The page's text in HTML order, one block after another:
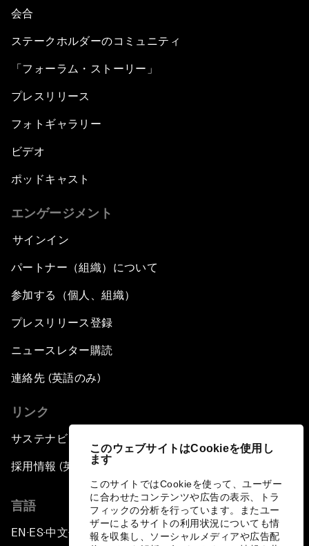
このウェブサイトはCookieを使用し
ます
このサイトではCookieを使って、ユーザー
に合わせたコンテンツや広告の表示、トラ
フィックの分析を行っています。またユー
ザーによるサイトの利用状況についても情
報を収集し、ソーシャルメディアや広告配
会合
ステークホルダーのコミュニティ
「フォーラム・ストーリー」
プレスリリース
フォトギャラリー
ビデオ
ポッドキャスト
エンゲージメント
サインイン
パートナー（組織）について
参加する（個人、組織）
プレスリリース登録
ニュースレター購読
連絡先 (英語のみ)
リンク
サステナビリティへの取り組み
採用情報 (英語のみ)
言語
EN ▪ ES▪中文▪ 日本語